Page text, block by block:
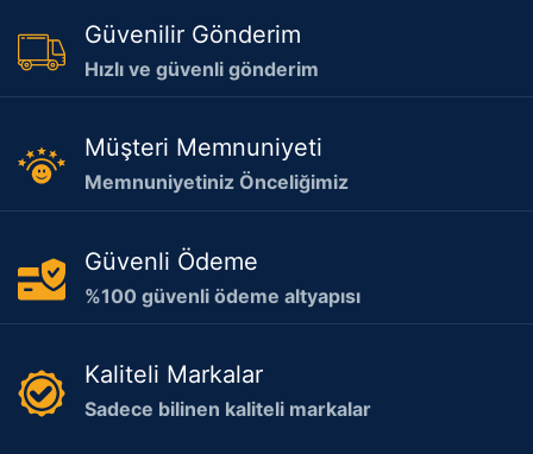
Güvenilir Gönderim
Hızlı ve güvenli gönderim
Müşteri Memnuniyeti
Memnuniyetiniz Önceliğimiz
Güvenli Ödeme
%100 güvenli ödeme altyapısı
Kaliteli Markalar
Sadece bilinen kaliteli markalar